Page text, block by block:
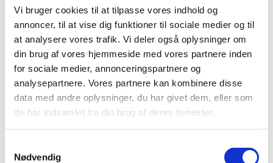
Vi bruger cookies til at tilpasse vores indhold og
annoncer, til at vise dig funktioner til sociale medier og til
at analysere vores trafik. Vi deler også oplysninger om
din brug af vores hjemmeside med vores partnere inden
for sociale medier, annonceringspartnere og
analysepartnere. Vores partnere kan kombinere disse
data med andre oplysninger, du har givet dem, eller som
de har indsamlet fra din brug af deres tjenester.
Nødvendig
2026 (84)
august (1)
juli (13)
juni (12)
maj (10)
april (6)
2025 (158)